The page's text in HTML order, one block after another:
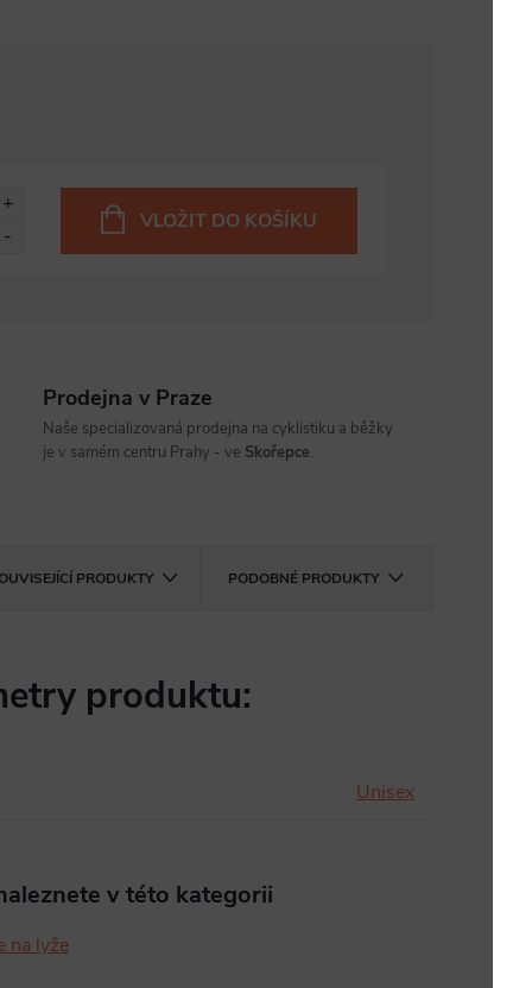
VLOŽIT DO KOŠÍKU
Prodejna v Praze
Naše specializovaná prodejna na cyklistiku a běžky
je v samém centru Prahy - ve Skořepce.
PRODUKTY PODOBNÉ PRODUKTY
produktu:
Unisex
v této kategorii
na lyže